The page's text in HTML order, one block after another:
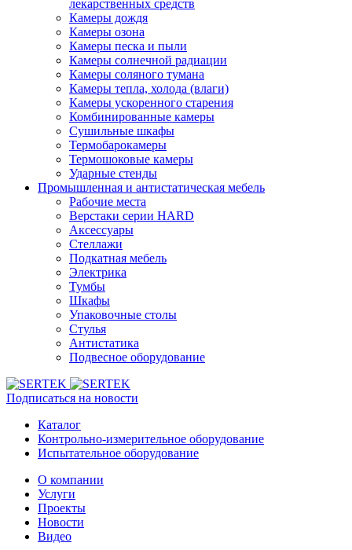
лекарственных средств
Камеры дождя
Камеры озона
Камеры песка и пыли
Камеры солнечной радиации
Камеры соляного тумана
Камеры тепла, холода (влаги)
Камеры ускоренного старения
Комбинированные камеры
Сушильные шкафы
Термобарокамеры
Термошоковые камеры
Ударные стенды
Промышленная и антистатическая мебель
Рабочие места
Верстаки серии HARD
Аксессуары
Стеллажи
Подкатная мебель
Электрика
Тумбы
Шкафы
Упаковочные столы
Стулья
Антистатика
Подвесное оборудование
Подписаться на новости
Каталог
Контрольно-измерительное оборудование
Испытательное оборудование
О компании
Услуги
Проекты
Новости
Видео